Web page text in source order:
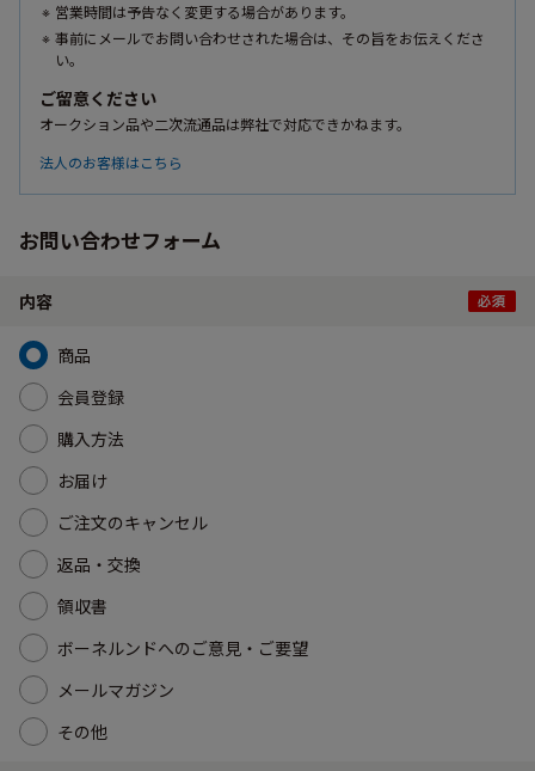
営業時間は予告なく変更する場合があります。
事前にメールでお問い合わせされた場合は、その旨をお伝えくださ
い。
ご留意ください
オークション品や二次流通品は弊社で対応できかねます。
法人のお客様はこちら
お問い合わせフォーム
内容
商品
会員登録
購入方法
お届け
ご注文のキャンセル
返品・交換
領収書
ボーネルンドへのご意見・ご要望
メールマガジン
その他